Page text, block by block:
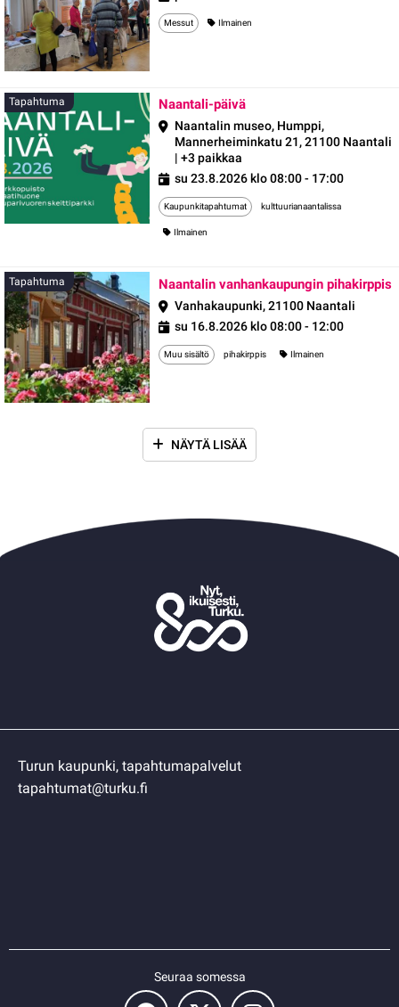
Messut Ilmainen
Tapahtuma Naantali-päiväTapahtuma
Naantalin museo, Humppi,
Mannerheiminkatu 21, 21100 Naantali
| +3 paikkaa
su 23.8.2026 klo 08:00 - 17:00
Kaupunkitapahtumat kulttuurianaantalissa
Ilmainen
Tapahtuma Naantalin vanhankaupungin pihakirppis
Vanhakaupunki, 21100 Naantali
su 16.8.2026 klo 08:00 - 12:00
Muu sisältö pihakirppis Ilmainen
NÄYTÄ LISÄÄ
Turun kaupunki, tapahtumapalvelut
tapahtumat@turku.fi
Seuraa somessa